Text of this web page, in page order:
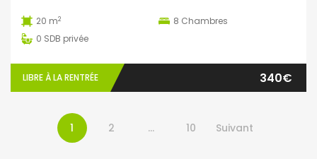
20 m2 8 Chambres
0 SDB privée
LIBRE À LA RENTRÉE 340€
1 2 … 10 Suivant